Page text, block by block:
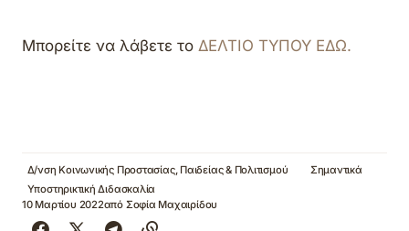
Μπορείτε να λάβετε το ΔΕΛΤΙΟ ΤΥΠΟΥ ΕΔΩ.
Δ/νση Κοινωνικής Προστασίας, Παιδείας & Πολιτισμού
Σημαντικά
Υποστηρικτική Διδασκαλία
10 Μαρτίου 2022από Σοφία Μαχαιρίδου